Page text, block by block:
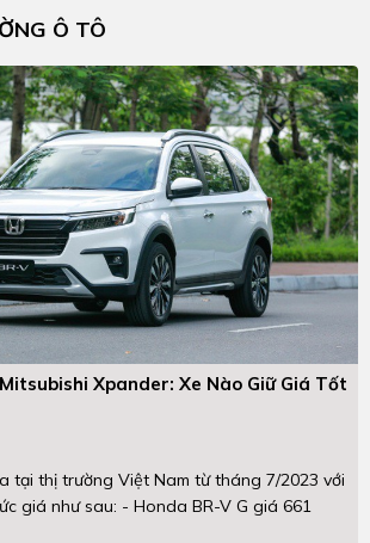
Ô TÔ
Xpander: Xe Nào Giữ Giá Tốt
tại thị trường Việt Nam từ tháng 7/2023 với
giá như sau: - Honda BR-V G giá 661